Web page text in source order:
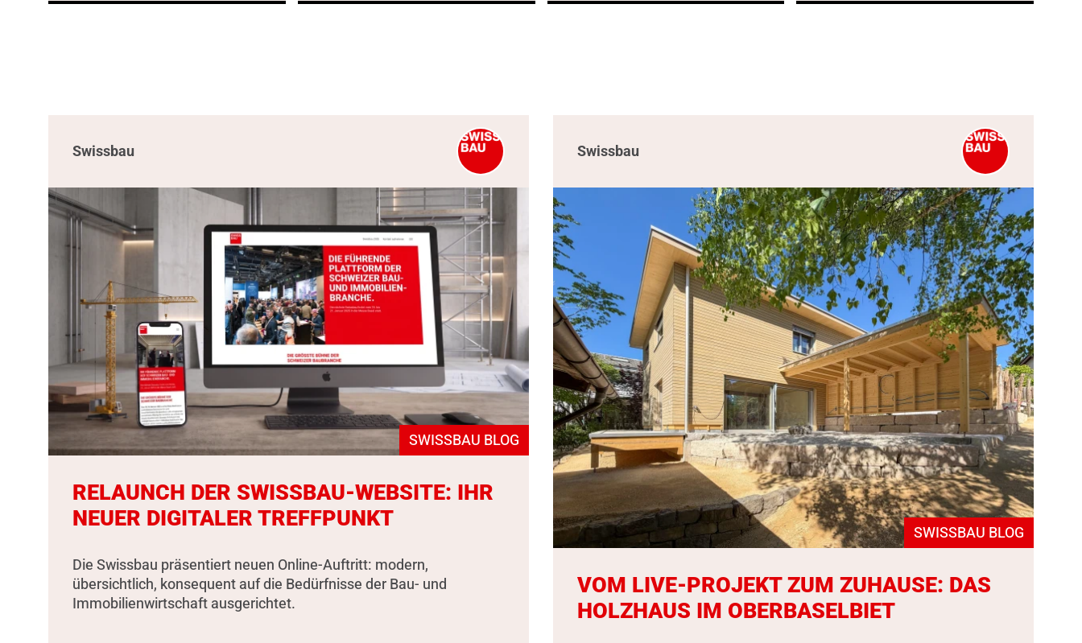
Swissbau
SWISSBAU BLOG
RELAUNCH DER SWISSBAU-WEBSITE: IHR
NEUER DIGITALER TREFFPUNKT
Die Swissbau präsentiert neuen Online-Auftritt: modern,
übersichtlich, konsequent auf die Bedürfnisse der Bau- und
Immobilienwirtschaft ausgerichtet.
Swissbau
SWISSBAU BLOG
VOM LIVE-PROJEKT ZUM ZUHAUSE: DAS
HOLZHAUS IM OBERBASELBIET